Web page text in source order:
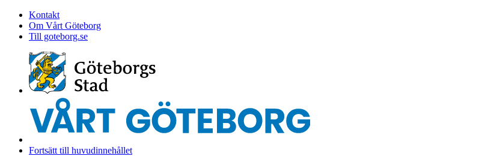
Kontakt
Om Vårt Göteborg
Till goteborg.se
Fortsätt till huvudinnehållet